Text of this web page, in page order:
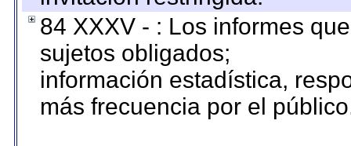
84 XXXV - : Los informes
sujetos obligados;
información estadística,
más frecuencia por el